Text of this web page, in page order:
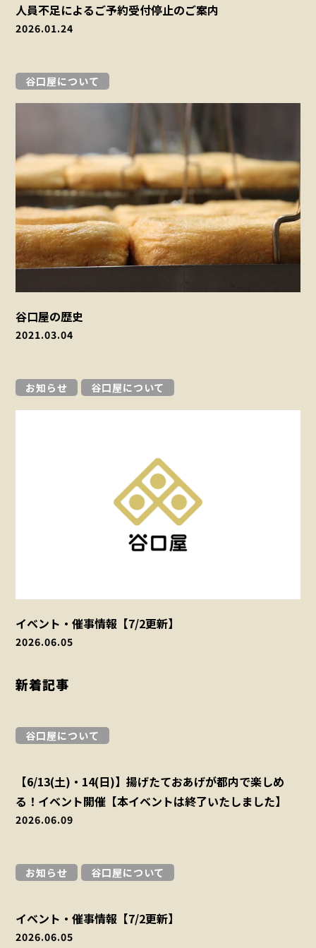
人員不足によるご予約受付停止のご案内
2026.01.24
谷口屋について
谷口屋の歴史
2021.03.04
お知らせ 谷口屋について
イベント・催事情報【7/2更新】
2026.06.05
新着記事
谷口屋について
【6/13(土)・14(日)】揚げたておあげが都内で楽しめ
る！イベント開催【本イベントは終了いたしました】
2026.06.09
お知らせ 谷口屋について
イベント・催事情報【7/2更新】
2026.06.05